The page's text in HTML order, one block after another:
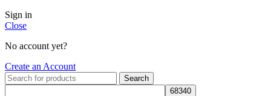
Sign in
Close
No account yet?
Create an Account
Search